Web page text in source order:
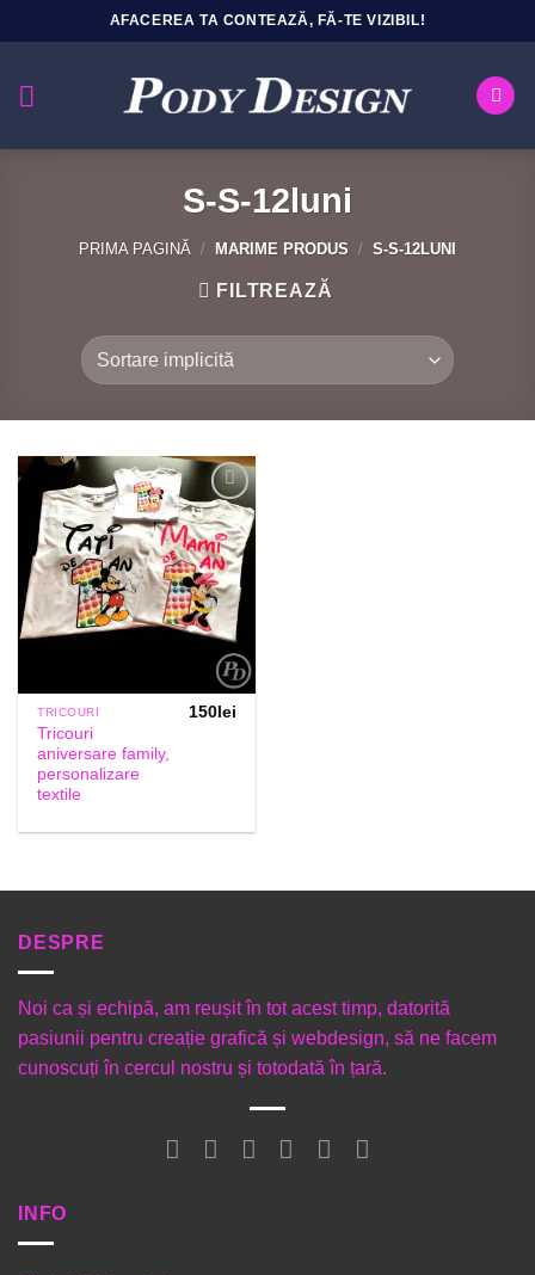
la
AFACEREA TA CONTEAZĂ, FĂ-TE VIZIBIL!
S-S-12luni
PRIMA PAGINĂ / MARIME PRODUS / S-S-12LUNI
FILTREAZĂ
Add to
Wishlist
TRICOURI
Tricouri
aniversare family,
personalizare
textile
150lei
DESPRE
Noi ca și echipă, am reușit în tot acest timp, datorită
pasiunii pentru creație grafică și webdesign, să ne facem
cunoscuți în cercul nostru și totodată în țară.
INFO